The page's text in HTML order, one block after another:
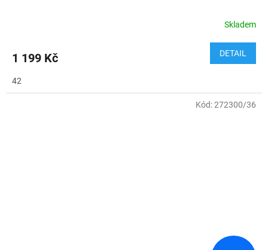
Skladem
1 199 Kč DETAIL
42
Kód:272300/36